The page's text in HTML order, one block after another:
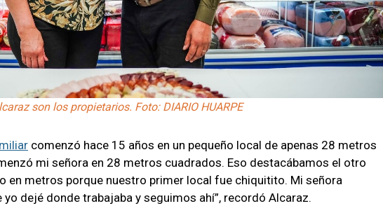
son los propietarios. Foto: DIARIO HUARPE
comenzó hace 15 años en un pequeño local de apenas 28 metros
mi señora en 28 metros cuadrados. Eso destacábamos el otro
en metros porque nuestro primer local fue chiquitito. Mi señora
yo dejé donde trabajaba y seguimos ahí”, recordó Alcaraz.